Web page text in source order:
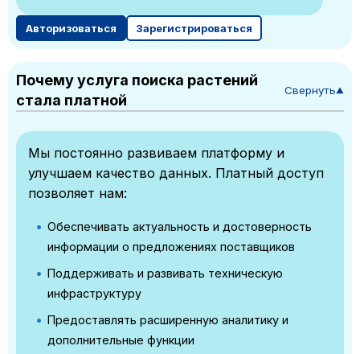
Авторизоваться Зарегистрироваться
Почему услуга поиска растений
стала платной
Свернуть▼
Мы постоянно развиваем платформу и
улучшаем качество данных. Платный доступ
позволяет нам:
Обеспечивать актуальность и достоверность
информации о предложениях поставщиков
Поддерживать и развивать техническую
инфраструктуру
Предоставлять расширенную аналитику и
дополнительные функции